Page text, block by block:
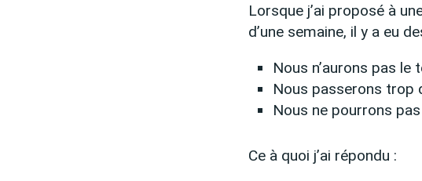
Lorsque j’ai proposé à
d’une semaine, il y a eu
Nous n’aurons pas
Nous passerons trop
Nous ne pourrons
Ce à quoi j’ai répondu :